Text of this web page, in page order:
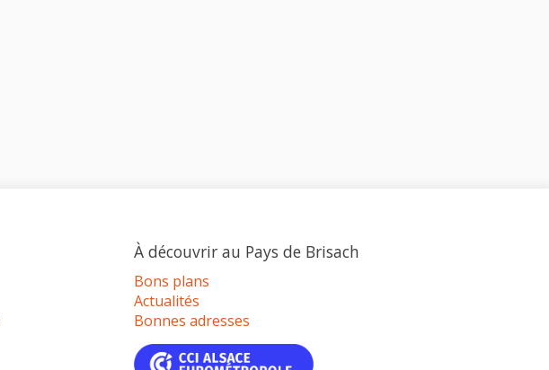
À découvrir au Pays de Brisach
Bons plans
Actualités
Bonnes adresses